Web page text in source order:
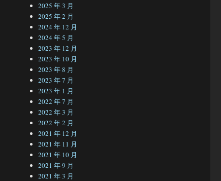
2025 年 3 月
2025 年 2 月
2024 年 12 月
2024 年 5 月
2023 年 12 月
2023 年 10 月
2023 年 8 月
2023 年 7 月
2023 年 1 月
2022 年 7 月
2022 年 3 月
2022 年 2 月
2021 年 12 月
2021 年 11 月
2021 年 10 月
2021 年 9 月
2021 年 3 月